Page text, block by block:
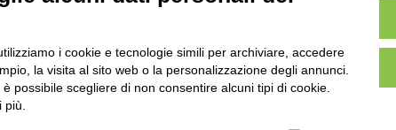
02803710363 | REA MO02803710363 | Capitale Sociale €
i cookie e tecnologie simili per archiviare, accedere
la visita al sito web o la personalizzazione degli annunci.
possibile scegliere di non consentire alcuni tipi di cookie.